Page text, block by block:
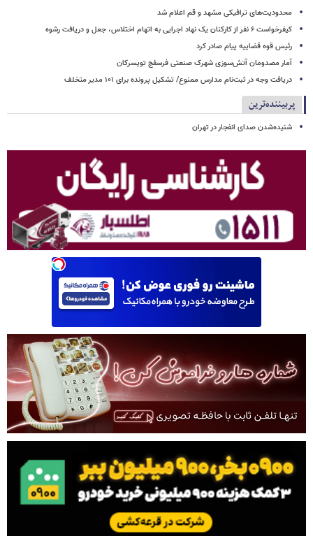
محدودیت‌های ترافیکی مشهد و قم اعلام شد
کیفرخواست ۶ نفر از کارکنان یک نهاد اجرایی به اتهام اختلاس، جعل و دریافت رشوه
رئیس قوه قضاییه پیام صادر کرد
آمار مصدومان آتش‌سوزی شهرک صنعتی فرسفج تویسرکان
دریافت وجه در ثبت‌نام مدارس ممنوع/ تشکیل پرونده برای ۱۰۱ مدیر متخلف
پربیننده‌ترین
شنیده‌شدن صدای انفجار در تهران